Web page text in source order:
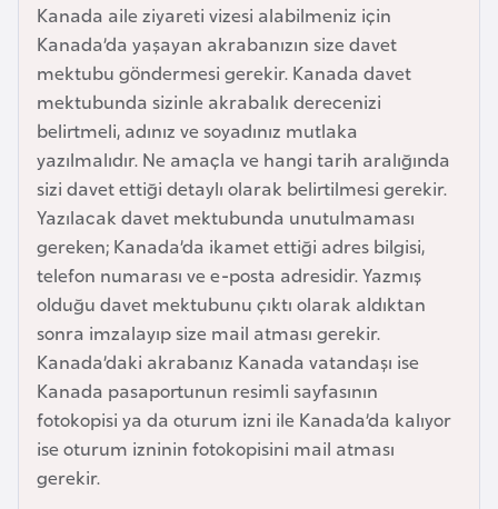
Kanada aile ziyareti vizesi alabilmeniz için
Kanada’da yaşayan akrabanızın size davet
mektubu göndermesi gerekir. Kanada davet
mektubunda sizinle akrabalık derecenizi
belirtmeli, adınız ve soyadınız mutlaka
yazılmalıdır. Ne amaçla ve hangi tarih aralığında
sizi davet ettiği detaylı olarak belirtilmesi gerekir.
Yazılacak davet mektubunda unutulmaması
gereken; Kanada’da ikamet ettiği adres bilgisi,
telefon numarası ve e-posta adresidir. Yazmış
olduğu davet mektubunu çıktı olarak aldıktan
sonra imzalayıp size mail atması gerekir.
Kanada’daki akrabanız Kanada vatandaşı ise
Kanada pasaportunun resimli sayfasının
fotokopisi ya da oturum izni ile Kanada’da kalıyor
ise oturum izninin fotokopisini mail atması
gerekir.
r
b
a
y
c
a
n
B
a
h
r
e
y
n